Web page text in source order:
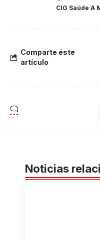
CIG Saúde A
Comparte éste
artículo
Noticias